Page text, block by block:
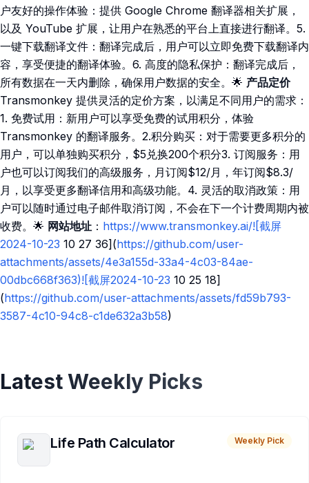
户友好的操作体验：提供 Google Chrome 翻译器相关扩展，
以及 YouTube 扩展，让用户在熟悉的平台上直接进行翻译。5.
一键下载翻译文件：翻译完成后，用户可以立即免费下载翻译内
容，享受便捷的翻译体验。6. 高度的隐私保护：翻译完成后，
所有数据在一天内删除，确保用户数据的安全。🌟 产品定价
Transmonkey 提供灵活的定价方案，以满足不同用户的需求：
1. 免费试用：新用户可以享受免费的试用积分，体验
Transmonkey 的翻译服务。2.积分购买：对于需要更多积分的
用户，可以单独购买积分，$5兑换200个积分3. 订阅服务：用
户也可以订阅我们的高级服务，月订阅$12/月，年订阅$8.3/
月，以享受更多翻译信用和高级功能。4. 灵活的取消政策：用
户可以随时通过电子邮件取消订阅，不会在下一个计费周期内被
收费。🌟 网站地址 ： https://www.transmonkey.ai/![截屏
2024-10-23 10 27 36](https://github.com/user-
attachments/assets/4e3a155d-33a4-4c03-84ae-
00dbc668f363)![截屏2024-10-23 10 25 18]
(https://github.com/user-attachments/assets/fd59b793-
3587-4c10-94c8-c1de632a3b58)
Latest Weekly Picks
Life Path Calculator Weekly Pick